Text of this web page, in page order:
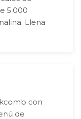
5.000
Llena
con
de